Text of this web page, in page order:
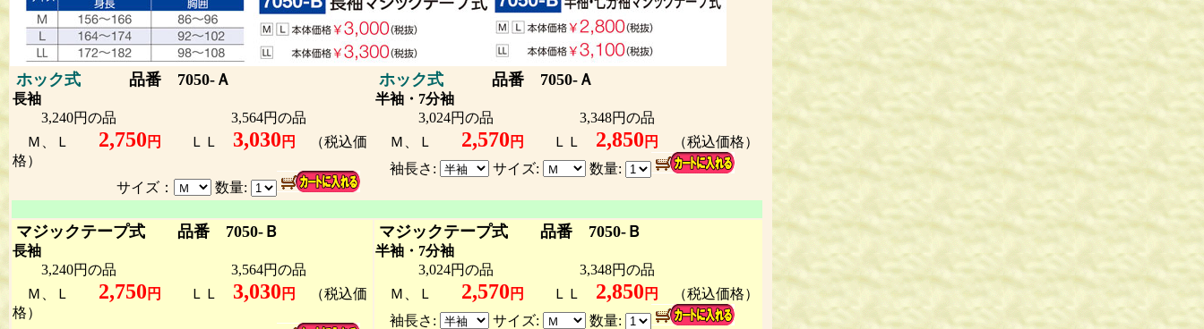
ホック式 品番 7050-Ａ
長袖
3,240円の品 3,564円の品
Ｍ、Ｌ 2,750 円 ＬＬ 3,030 円
（税込価
格）
サイズ：
数量:
ホック式 品番 7050-Ａ
半袖・7分袖
3,024円の品 3,348円の品
Ｍ、Ｌ 2,570 円 ＬＬ 2,850 円
（税込価格）
袖長さ:
サイズ: 数量:
マジックテープ式 品番 7050-Ｂ
長袖
3,240円の品 3,564円の品
Ｍ、Ｌ 2,750 円 ＬＬ 3,030 円
（税込価
格）
マジックテープ式 品番 7050-Ｂ
半袖・7分袖
3,024円の品 3,348円の品
Ｍ、Ｌ 2,570 円 ＬＬ 2,850 円
（税込価格）
袖長さ:
サイズ: 数量: